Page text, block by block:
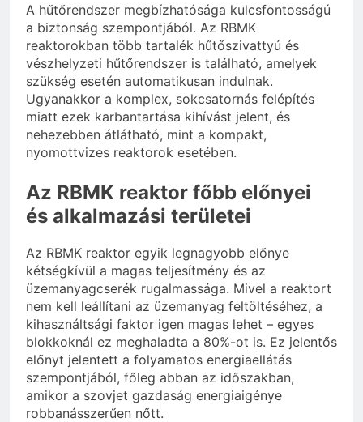
A hűtőrendszer megbízhatósága kulcsfontosságú
a biztonság szempontjából. Az RBMK
reaktorokban több tartalék hűtőszivattyú és
vészhelyzeti hűtőrendszer is található, amelyek
szükség esetén automatikusan indulnak.
Ugyanakkor a komplex, sokcsatornás felépítés
miatt ezek karbantartása kihívást jelent, és
nehezebben átlátható, mint a kompakt,
nyomottvizes reaktorok esetében.
Az RBMK reaktor főbb előnyei
és alkalmazási területei
Az RBMK reaktor egyik legnagyobb előnye
kétségkívül a magas teljesítmény és az
üzemanyagcserék rugalmassága. Mivel a reaktort
nem kell leállítani az üzemanyag feltöltéséhez, a
kihasználtsági faktor igen magas lehet – egyes
blokkoknál ez meghaladta a 80%-ot is. Ez jelentős
előnyt jelentett a folyamatos energiaellátás
szempontjából, főleg abban az időszakban,
amikor a szovjet gazdaság energiaigénye
robbanásszerűen nőtt.